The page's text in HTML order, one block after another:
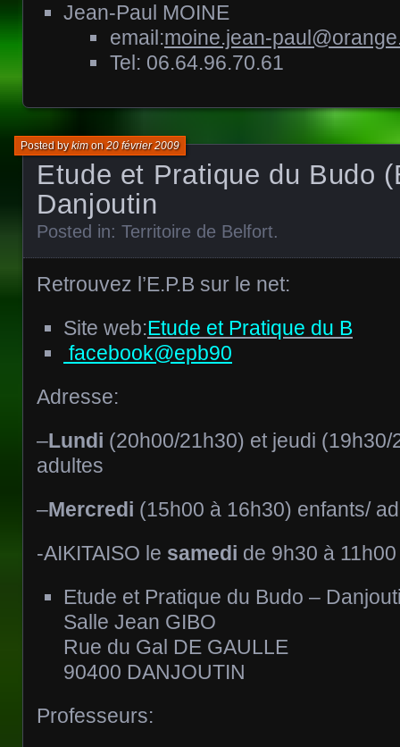
Jean-Paul MOINE
email:moine.jean-
Tel: 06.64.96.70.61
Etude et Pratique du Budo
Danjoutin
Posted bykimon20 février 2009
Posted in: Territoire de Belfort.
Retrouvez l’E.P.B sur le net:
Site web:Etude et Pratique du B
facebook@epb90
Adresse:
–Lundi (20h00/21h30) et jeudi
adultes
–Mercredi (15h00 à 16h30) enfants/
-AIKITAISO le samedi de 9h30 à 11h00
Etude et Pratique du Budo –
Salle Jean GIBO
Rue du Gal DE GAULLE
90400 DANJOUTIN
Professeurs: